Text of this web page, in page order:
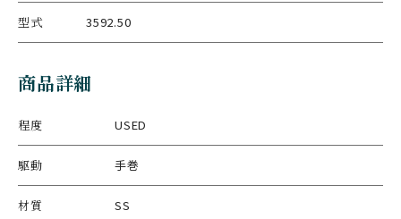
型式 3592.50
商品詳細
程度 USED
駆動 手巻
材質 SS